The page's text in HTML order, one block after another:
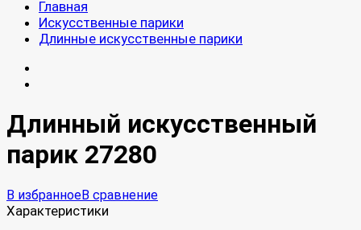
Главная
Искусственные парики
Длинные искусственные парики
Длинный искусственный
парик 27280
В избранноеВ сравнение
Характеристики